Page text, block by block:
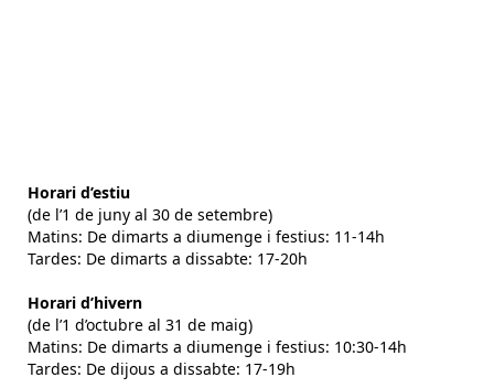
Horari d’estiu
(de l’1 de juny al 30 de setembre)
Matins: De dimarts a diumenge i festius: 11-14h
Tardes: De dimarts a dissabte: 17-20h
Horari d’hivern
(de l’1 d’octubre al 31 de maig)
Matins: De dimarts a diumenge i festius: 10:30-14h
Tardes: De dijous a dissabte: 17-19h